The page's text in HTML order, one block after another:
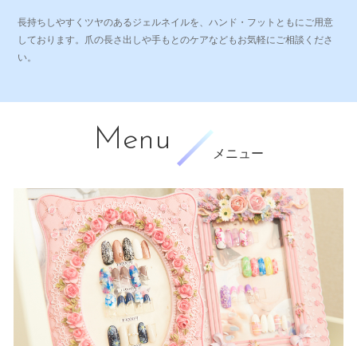
長持ちしやすくツヤのあるジェルネイルを、ハンド・フットともにご用意
しております。爪の長さ出しや手もとのケアなどもお気軽にご相談くださ
い。
Menu メニュー